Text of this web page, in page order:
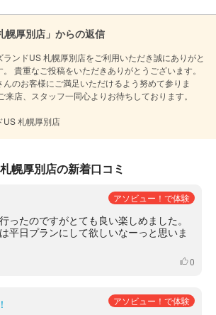
幌厚別店」からの返信
ランドUS 札幌厚別店をご利用いただき誠にありがと
。 貴重なご投稿をいただきありがとうございます。
んのお客様にご満足いただけるよう努めて参りま
来店、スタッフ一同心よりお待ちしております。
US 札幌厚別店
幌厚別店の新着口コミ
アソビュー！で体験
ったのですがとても良い楽しめました。
平日プランにして欲しいなーっと思いま
いいね
0
アソビュー！で体験